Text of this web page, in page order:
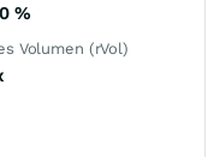
%
Volumen (rVol)